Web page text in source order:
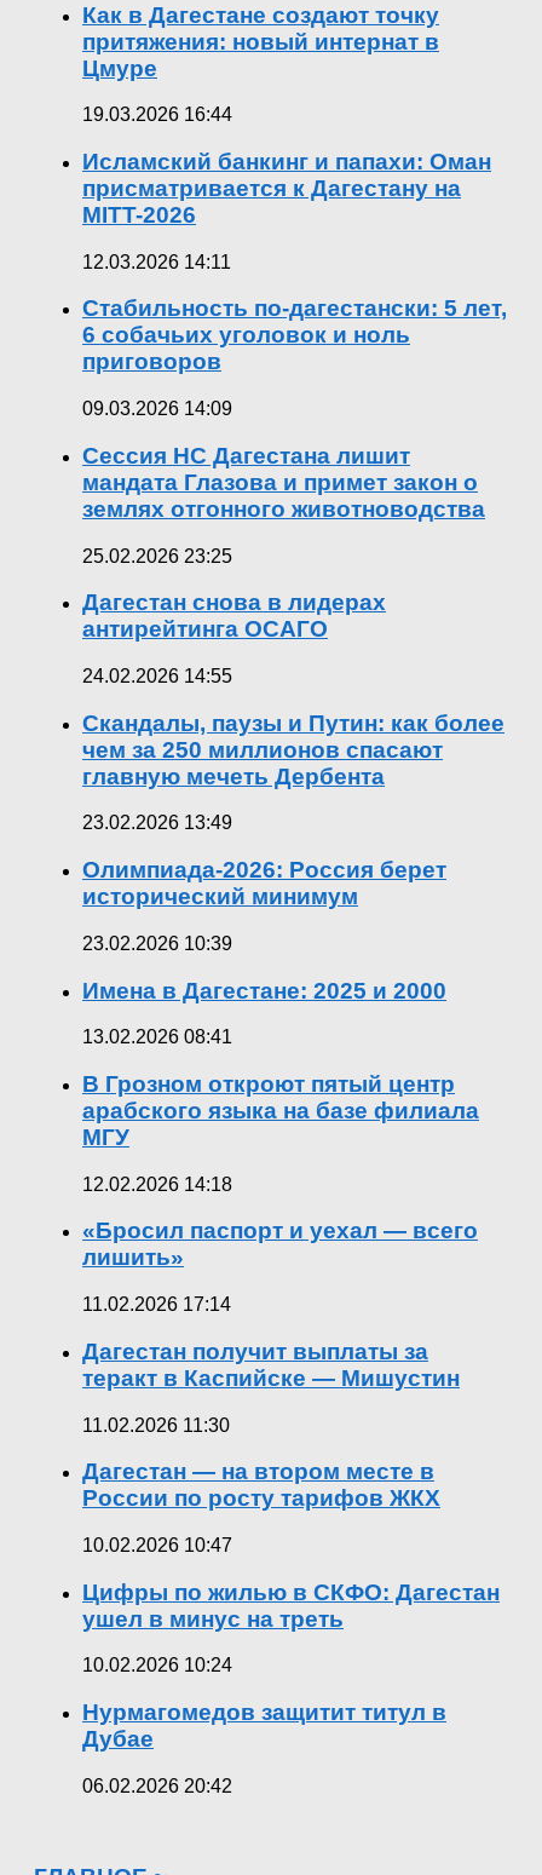
Как в Дагестане создают точку
притяжения: новый интернат в
Цмуре
19.03.2026 16:44
Исламский банкинг и папахи: Оман
присматривается к Дагестану на
MITT-2026
12.03.2026 14:11
Стабильность по-дагестански: 5 лет,
6 собачьих уголовок и ноль
приговоров
09.03.2026 14:09
Сессия НС Дагестана лишит
мандата Глазова и примет закон о
землях отгонного животноводства
25.02.2026 23:25
Дагестан снова в лидерах
антирейтинга ОСАГО
24.02.2026 14:55
Скандалы, паузы и Путин: как более
чем за 250 миллионов спасают
главную мечеть Дербента
23.02.2026 13:49
Олимпиада-2026: Россия берет
исторический минимум
23.02.2026 10:39
Имена в Дагестане: 2025 и 2000
13.02.2026 08:41
В Грозном откроют пятый центр
арабского языка на базе филиала
МГУ
12.02.2026 14:18
«Бросил паспорт и уехал — всего
лишить»
11.02.2026 17:14
Дагестан получит выплаты за
теракт в Каспийске — Мишустин
11.02.2026 11:30
Дагестан — на втором месте в
России по росту тарифов ЖКХ
10.02.2026 10:47
Цифры по жилью в СКФО: Дагестан
ушел в минус на треть
10.02.2026 10:24
Нурмагомедов защитит титул в
Дубае
06.02.2026 20:42